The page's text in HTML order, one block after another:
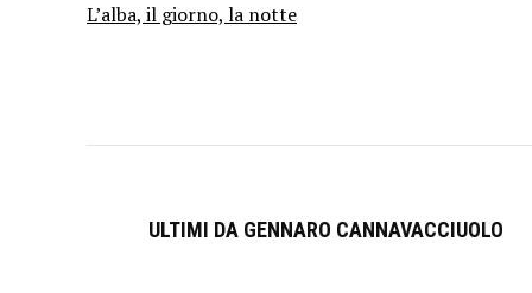
L’alba, il giorno, la notte
ULTIMI DA GENNARO CANNAVACCIUOLO